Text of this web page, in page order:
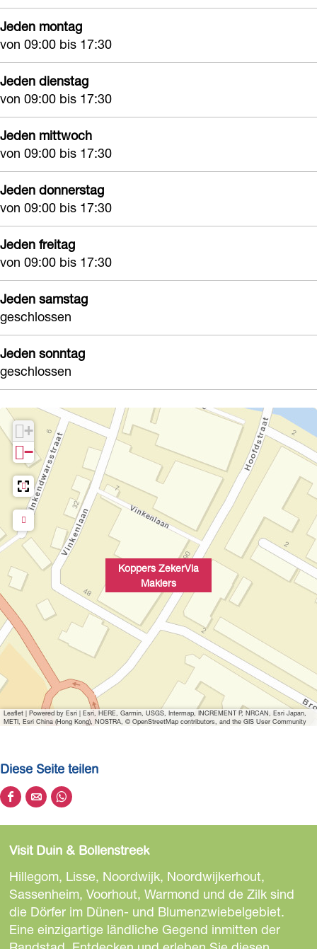
k
V
i
a
M
a
k
l
e
s
Z
e
k
r
V
i
a
a
l
e
r
s
k
e
r
V
i
a
M
a
l
r
s
s
Z
e
e
r
V
M
l
e
r
Jeden montag
von 09:00 bis 17:30
Jeden dienstag
von 09:00 bis 17:30
Jeden mittwoch
von 09:00 bis 17:30
Jeden donnerstag
von 09:00 bis 17:30
Jeden freitag
von 09:00 bis 17:30
Jeden samstag
geschlossen
Jeden sonntag
geschlossen
Koppers ZekerVia
Maklers
+
−
Leaflet | Powered by Esri | Esri, HERE, Garmin, USGS, Intermap, INCREMENT P, NRCAN, Esri Japan,
METI, Esri China (Hong Kong), NOSTRA, © OpenStreetMap contributors, and the GIS User Community
Diese Seite teilen
D
i
s
e
S
e
i
t
D
i
s
e
S
e
i
t
D
i
s
e
S
e
i
t
Visit Duin & Bollenstreek
Hillegom, Lisse, Noordwijk, Noordwijkerhout,
Sassenheim, Voorhout, Warmond und de Zilk sind
die Dörfer im Dünen- und Blumenzwiebelgebiet.
Eine einzigartige ländliche Gegend inmitten der